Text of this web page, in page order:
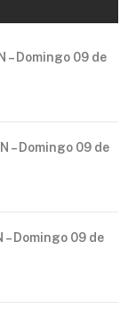
– Domingo 09 de
– Domingo 09 de
– Domingo 09 de